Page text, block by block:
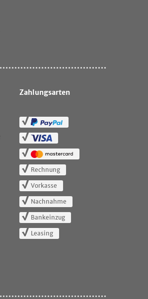
Zahlungsarten
Rechnung
Vorkasse
Nachnahme
Bankeinzug
Leasing